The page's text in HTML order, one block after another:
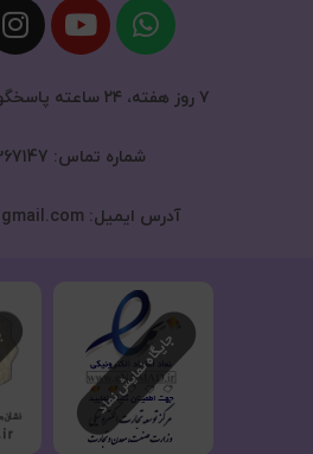
۷ روز هفته، ۲۴ ساعته پاسخگوی شما هستیم.
شماره تماس: 09147367147
آدرس ایمیل: tutibizim@gmail.com